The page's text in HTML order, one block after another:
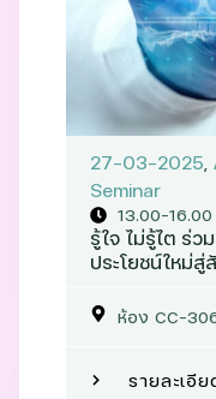
27-03-2025,
Seminar
13.00-16.00
รู้ใจ ไม่รู้ไต ร่ว
ประโยชน์ใหม่สู่
ห้อง CC-
รายละเอีย